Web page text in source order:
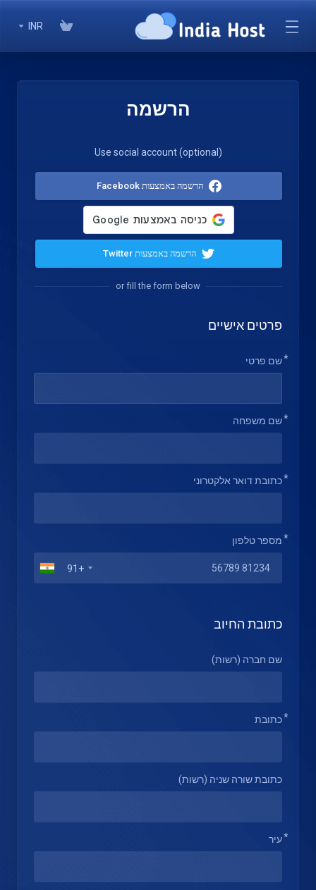
INR
הרשמה
Use social account (optional)
הרשמה באמצעות Facebook
הרשמה באמצעות Twitter
or fill the form below
פרטים אישיים
שם פרטי
שם משפחה
כתובת דואר אלקטרוני
מספר טלפון
+91
כתובת החיוב
שם חברה (רשות)
כתובת
כתובת שורה שניה (רשות)
עיר